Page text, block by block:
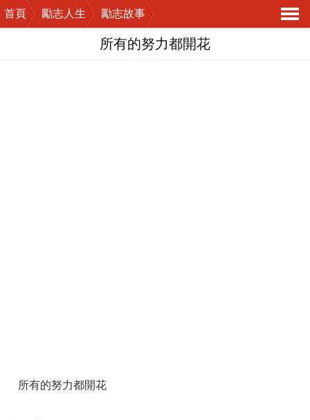
首頁 勵志人生
勵志故事
導
所有的努力都開花
所有的努力都開花